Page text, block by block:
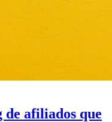
de afiliados que